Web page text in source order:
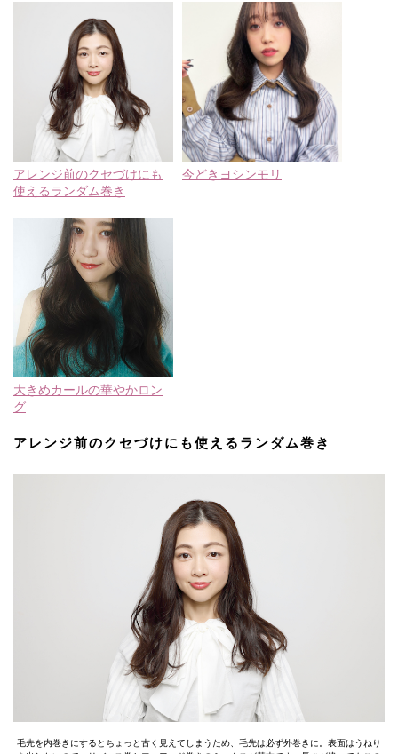
アレンジ前のクセづけにも
使えるランダム巻き
今どきヨシンモリ
大きめカールの華やかロン
グ
アレンジ前のクセづけにも使えるランダム巻き
毛先を内巻きにするとちょっと古く見えてしまうため、毛先は必ず外巻きに。表面はうねり